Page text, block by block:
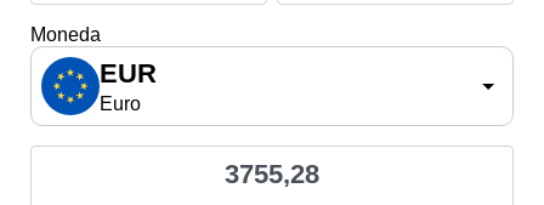
Moneda
EUR
Euro
3755,28